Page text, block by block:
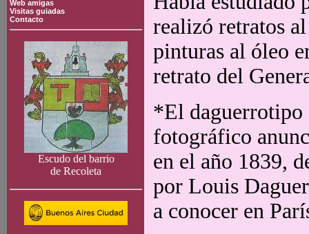
Web amigas
Visitas guiadas
Contacto
Escudo del barrio
de Recoleta
realizó retratos
pinturas al óleo
retrato del
*El
fotográfico
en el año 1839,
por Louis
a conocer en